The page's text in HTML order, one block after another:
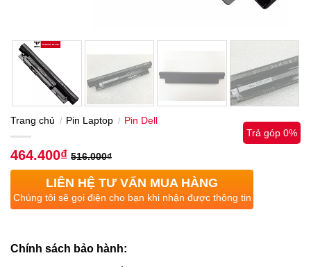
Trang chủ / Pin Laptop / Pin Dell
464.400₫ 516.000₫
Trả góp 0%
LIÊN HỆ TƯ VẤN MUA HÀNG
Chúng tôi sẽ gọi điện cho bạn khi nhận được thông tin
Chính sách bảo hành: